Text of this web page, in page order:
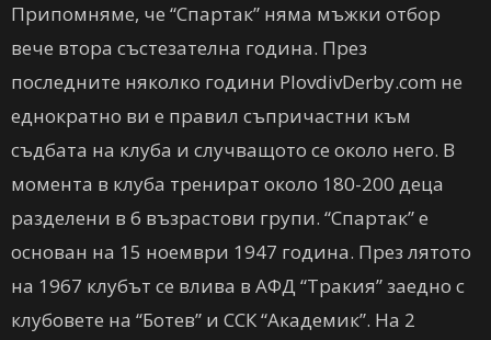
Припомняме, че “Спартак” няма мъжки отбор
вече втора състезателна година. През
последните няколко години PlovdivDerby.com не
еднократно ви е правил съпричастни към
съдбата на клуба и случващото се около него. В
момента в клуба тренират около 180-200 деца
разделени в 6 възрастови групи. “Спартак” е
основан на 15 ноември 1947 година. През лятото
на 1967 клубът се влива в АФД “Тракия” заедно с
клубовете на “Ботев” и ССК “Академик”. На 2